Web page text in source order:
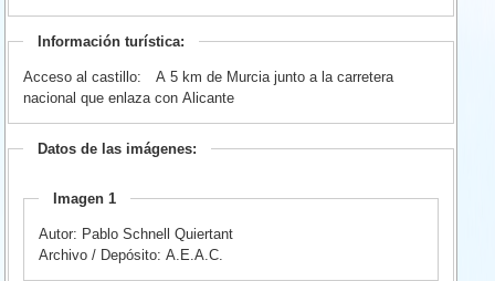
Información turística:
Acceso al castillo:
A 5 km de Murcia junto a la carretera
nacional que enlaza con Alicante
Datos de las imágenes:
Imagen 1
Autor: Pablo Schnell Quiertant
Archivo / Depósito: A.E.A.C.